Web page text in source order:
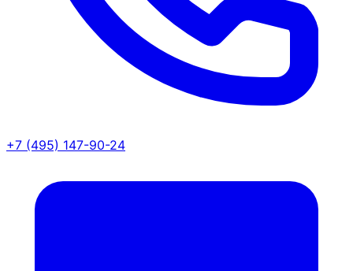
+7 (495) 147-90-24